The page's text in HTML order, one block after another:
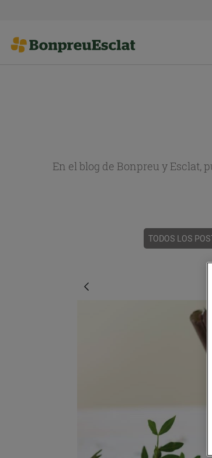
En el blog de Bonpreu y
TODOS LOS